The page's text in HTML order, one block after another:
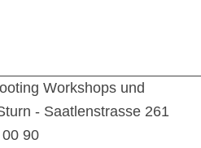
Workshops und
- Saatlenstrasse 261
90